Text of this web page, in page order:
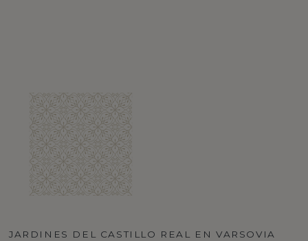
JARDINES DEL CASTILLO REAL EN VARSOVIA